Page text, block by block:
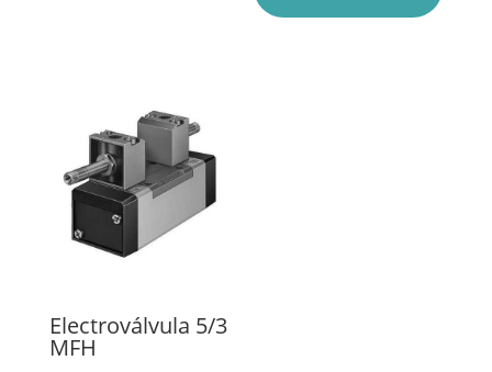
Electroválvula 5/3
MFH